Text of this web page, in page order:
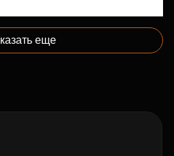
еще